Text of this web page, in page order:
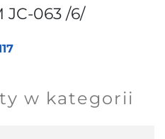
JC-063 /6/
w kategorii